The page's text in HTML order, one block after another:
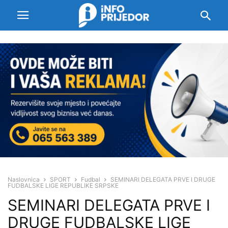
Naslovnica SPORT Fudbal
SEMINARI DELEGATA PRVE I DRUGE
FUDBALSKE LIGE REPUBLIKE SRPSKE
SEMINARI DELEGATA PRVE I
DRUGE FUDBALSKE LIGE